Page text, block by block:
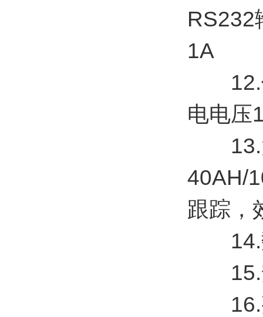
RS232
1A
12.传
电电压
13.太
40AH/
跟踪，
14.数
15.安
16.整